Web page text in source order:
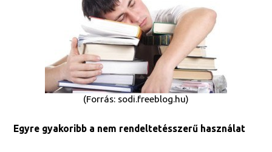
(Forrás: sodi.freeblog.hu)
Egyre gyakoribb a nem rendeltetésszerű használat